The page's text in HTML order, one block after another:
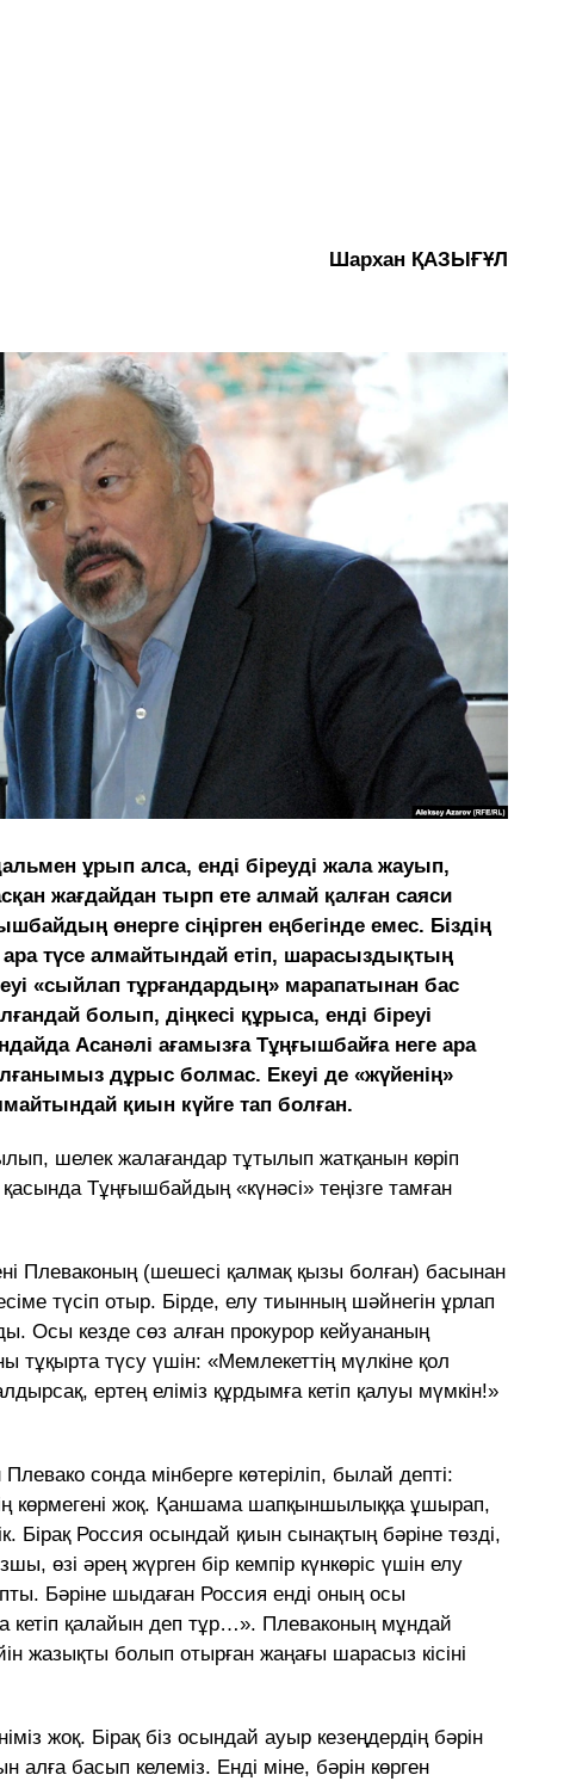
Шархан ҚАЗЫҒҰЛ
ұрып алса, енді біреуді жала жауып,
жағдайдан тырп ете алмай қалған саяси
өнерге сіңірген еңбегінде емес. Біздің
ара түсе алмайтындай етіп, шарасыздықтың
«сыйлап тұрғандардың» марапатынан бас
болып, діңкесі құрыса, енді біреуі
Асанәлі ағамызға Тұңғышбайға неге ара
дұрыс болмас. Екеуі де «жүйенің»
қиын күйге тап болған.
шелек жалағандар тұтылып жатқанын көріп
Тұңғышбайдың «күнәсі» теңізге тамған
Плеваконың (шешесі қалмақ қызы болған) басынан
түсіп отыр. Бірде, елу тиынның шәйнегін ұрлап
Осы кезде сөз алған прокурор кейуананың
тұқырта түсу үшін: «Мемлекеттің мүлкіне қол
ертең еліміз құрдымға кетіп қалуы мүмкін!»
сонда мінберге көтеріліп, былай депті:
көрмегені жоқ. Қаншама шапқыншылыққа ұшырап,
Бірақ Россия осындай қиын сынақтың бәріне төзді,
өзі әрең жүрген бір кемпір күнкөріс үшін елу
Бәріне шыдаған Россия енді оның осы
қалайын деп тұр…». Плеваконың мұндай
жазықты болып отырған жаңағы шарасыз кісіні
жоқ. Бірақ біз осындай ауыр кезеңдердің бәрін
басып келеміз. Енді міне, бәрін көрген